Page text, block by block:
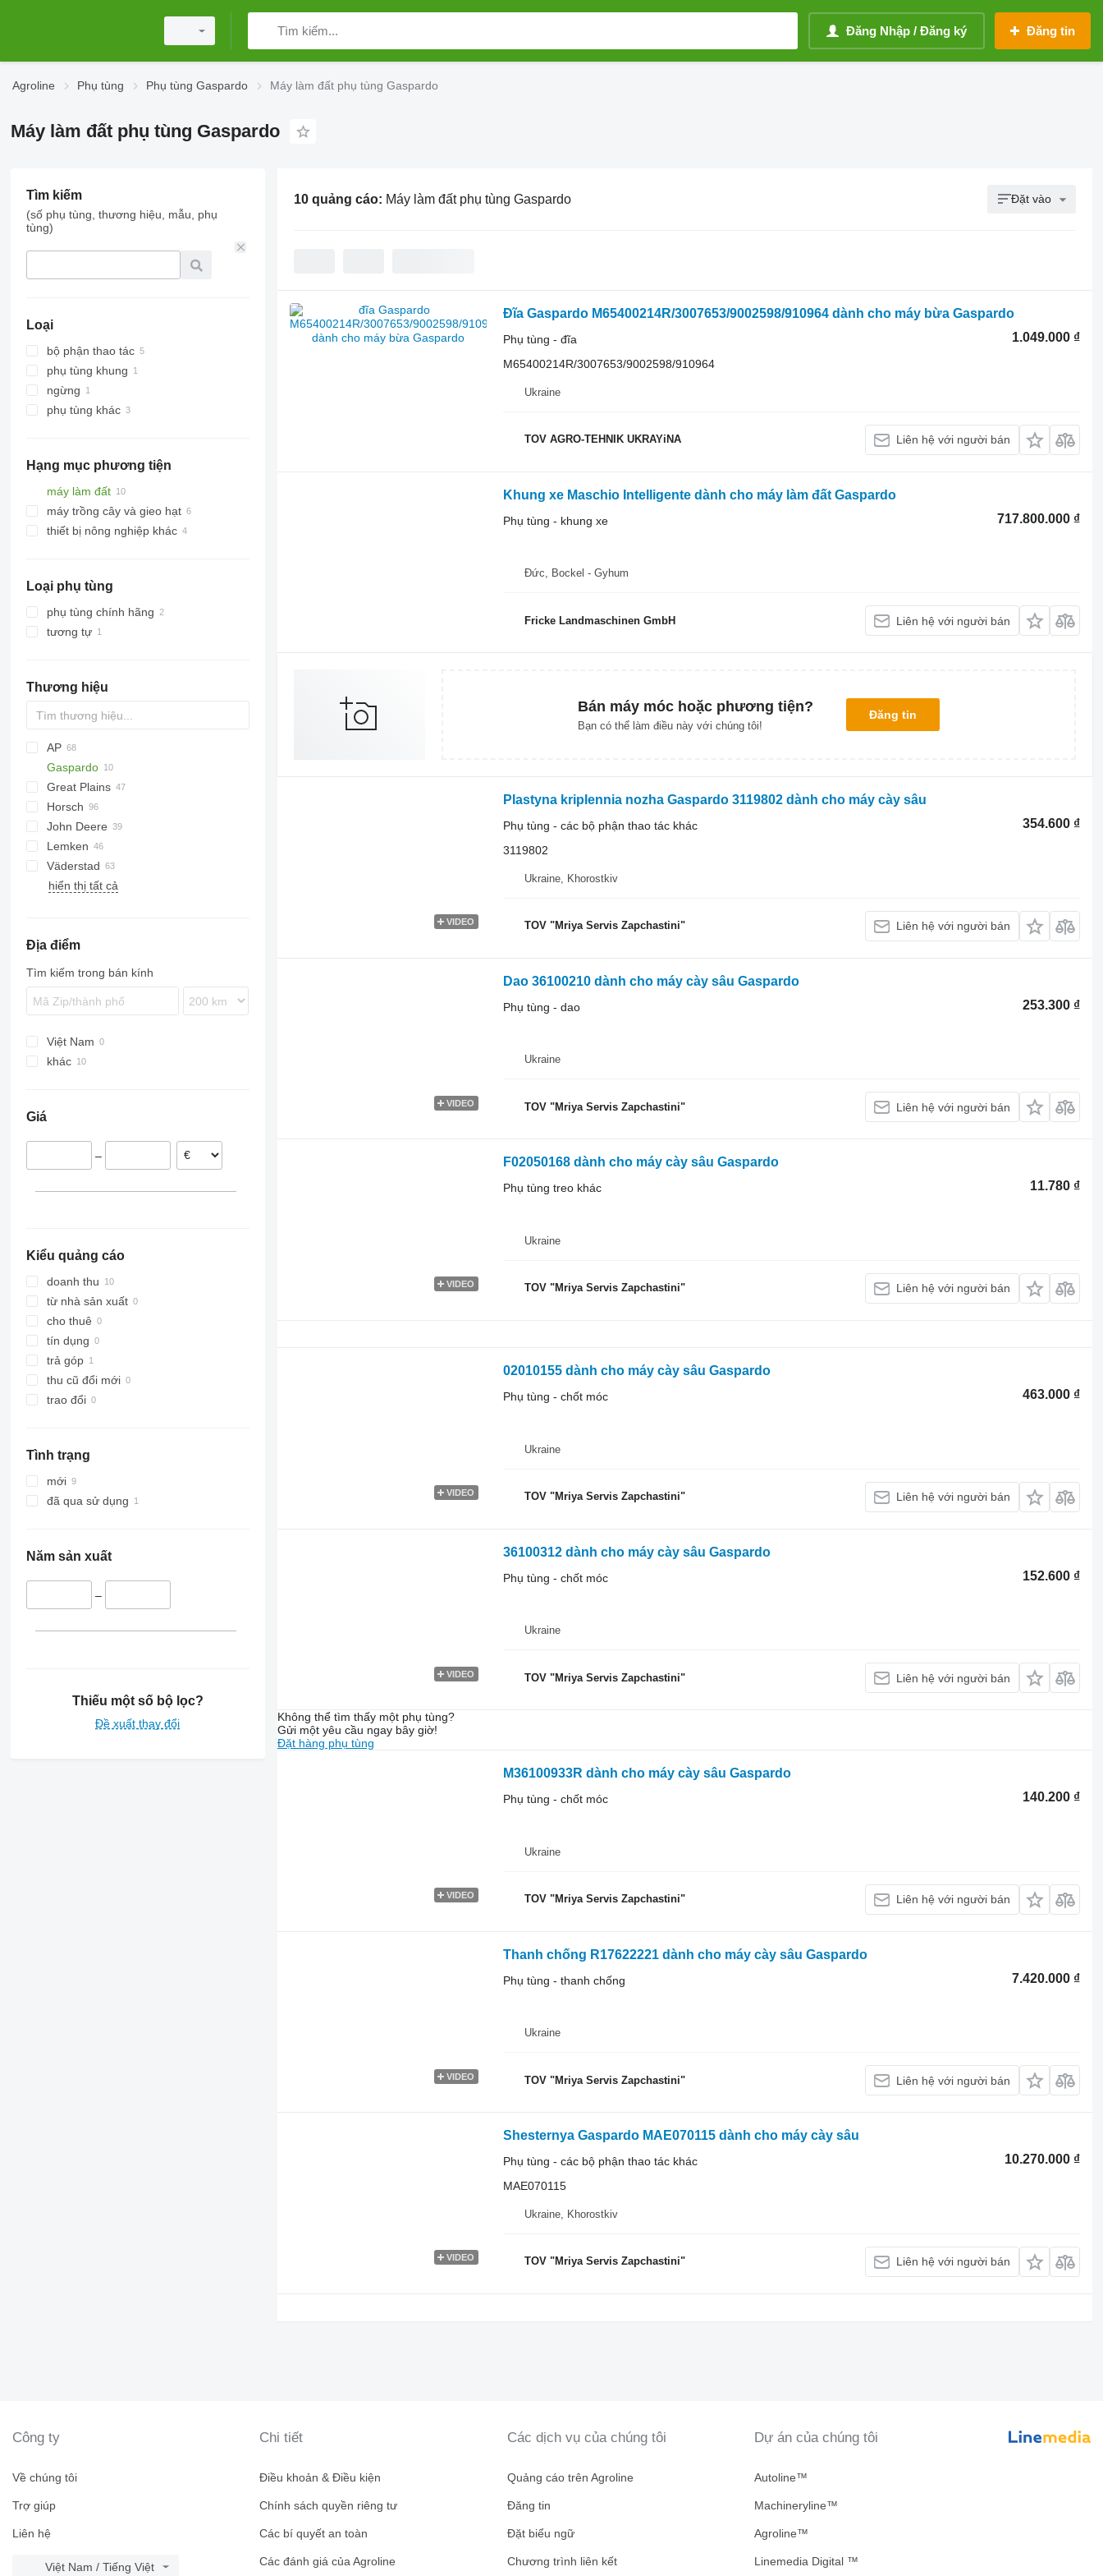
Đăng Nhập / Đăng ký Đăng tin
Agroline Phụ tùng Phụ tùng Gaspardo Máy làm đất phụ tùng Gaspardo
Máy làm đất phụ tùng Gaspardo
Tìm kiếm
(số phụ tùng, thương hiệu, mẫu, phụ
tùng)
Loại
bộ phận thao tác
đĩa
dao
thanh chống
phụ tùng khung
khung xe
ngừng
phụ tùng treo khác
phụ tùng khác
Hạng mục phương tiện
máy làm đất
máy bừa
máy cày sâu
máy trồng cây và gieo hạt
thiết bị nông nghiệp khác
Loại phụ tùng
phụ tùng chính hãng
tương tự
Thương hiệu
AP
Cultiplow
Cenio
Ecolo Tiger
RMX
Tiger Mate
Lexion
Tucano
Gaspardo
Great Plains
YP
PRIOS
Horsch
Joker
Maestro
Terrano
Tiger
John Deere
980
1590
D series
KNT
Quadro
Trio
Vector
Lemken
Heliodor
Juwel
Zirkon
TX
Synkro
XMS
Väderstad
Cultus
TopDown
hiển thị tất cả
Địa điểm
Tìm kiếm trong bán kính
Việt Nam
khác
Giá
–
Kiểu quảng cáo
doanh thu
từ nhà sản xuất
cho thuê
tín dụng
trả góp
thu cũ đổi mới
trao đổi
Tình trạng
mới
đã qua sử dụng
Năm sản xuất
–
Thiếu một số bộ lọc?
Đề xuất thay đổi
10 quảng cáo: Máy làm đất phụ tùng Gaspardo Đặt vào
Đĩa Gaspardo M65400214R/3007653/9002598/910964 dành cho máy bừa Gaspardo
1.049.000 ₫
Phụ tùng - đĩa
M65400214R/3007653/9002598/910964
Ukraine
TOV AGRO-TEHNIK UKRAYiNA Liên hệ với người bán
Khung xe Maschio Intelligente dành cho máy làm đất Gaspardo
717.800.000 ₫
Phụ tùng - khung xe
Đức, Bockel - Gyhum
Fricke Landmaschinen GmbH Liên hệ với người bán
Bán máy móc hoặc phương tiện?
Bạn có thể làm điều này với chúng tôi!
Đăng tin
VIDEO
Plastyna kriplennia nozha Gaspardo 3119802 dành cho máy cày sâu
354.600 ₫
Phụ tùng - các bộ phận thao tác khác
3119802
Ukraine, Khorostkiv
TOV "Mriya Servis Zapchastini" Liên hệ với người bán
VIDEO
Dao 36100210 dành cho máy cày sâu Gaspardo
253.300 ₫
Phụ tùng - dao
Ukraine
TOV "Mriya Servis Zapchastini" Liên hệ với người bán
VIDEO
F02050168 dành cho máy cày sâu Gaspardo
11.780 ₫
Phụ tùng treo khác
Ukraine
TOV "Mriya Servis Zapchastini" Liên hệ với người bán
VIDEO
02010155 dành cho máy cày sâu Gaspardo
463.000 ₫
Phụ tùng - chốt móc
Ukraine
TOV "Mriya Servis Zapchastini" Liên hệ với người bán
VIDEO
36100312 dành cho máy cày sâu Gaspardo
152.600 ₫
Phụ tùng - chốt móc
Ukraine
TOV "Mriya Servis Zapchastini" Liên hệ với người bán
Không thể tìm thấy một phụ tùng?
Gửi một yêu cầu ngay bây giờ!
Đặt hàng phụ tùng
VIDEO
M36100933R dành cho máy cày sâu Gaspardo
140.200 ₫
Phụ tùng - chốt móc
Ukraine
TOV "Mriya Servis Zapchastini" Liên hệ với người bán
VIDEO
Thanh chống R17622221 dành cho máy cày sâu Gaspardo
7.420.000 ₫
Phụ tùng - thanh chống
Ukraine
TOV "Mriya Servis Zapchastini" Liên hệ với người bán
VIDEO
Shesternya Gaspardo MAE070115 dành cho máy cày sâu
10.270.000 ₫
Phụ tùng - các bộ phận thao tác khác
МАЕ070115
Ukraine, Khorostkiv
TOV "Mriya Servis Zapchastini" Liên hệ với người bán
Công ty
Về chúng tôi
Trợ giúp
Liên hệ
Việt Nam / Tiếng Việt
Chi tiết
Điều khoản & Điều kiện
Chính sách quyền riêng tư
Các bí quyết an toàn
Các đánh giá của Agroline
Các dịch vụ của chúng tôi
Quảng cáo trên Agroline
Đăng tin
Đặt biểu ngữ
Chương trình liên kết
Dự án của chúng tôi
Autoline™
Machineryline™
Agroline™
Linemedia Digital ™